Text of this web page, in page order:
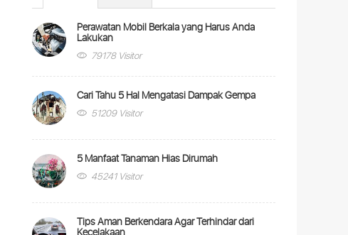
Perawatan Mobil Berkala yang Harus Anda
Lakukan
79178 Visitor
Cari Tahu 5 Hal Mengatasi Dampak Gempa
51209 Visitor
5 Manfaat Tanaman Hias Dirumah
45241 Visitor
Tips Aman Berkendara Agar Terhindar dari